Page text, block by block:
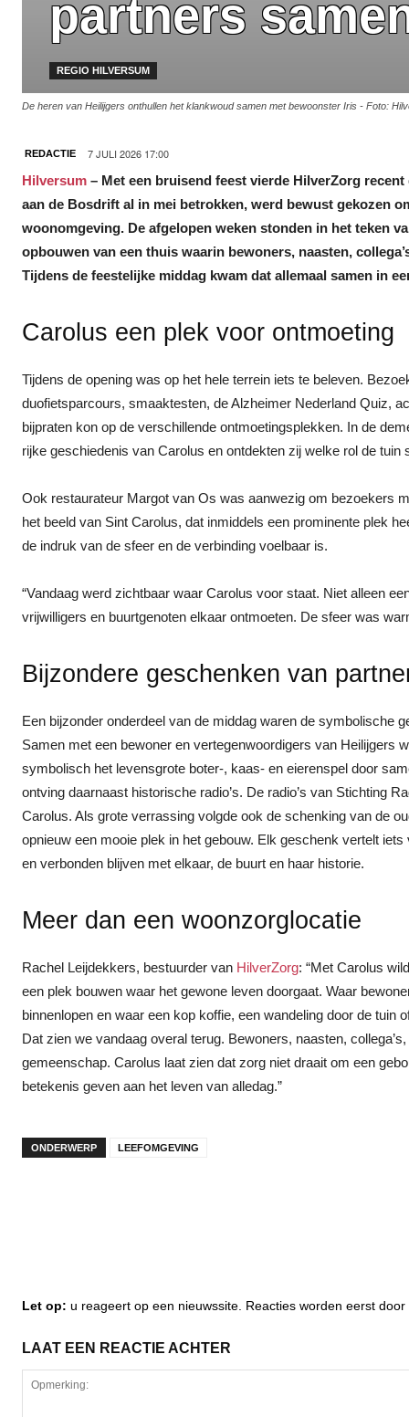
partners
REGIO HILVERSUM
De heren van Heilijgers onthullen het klankwoud samen met bewoonster Iris - Foto:
REDACTIE 7 JULI 2026 17:00
Hilversum – Met een bruisend feest vierde HilverZorg
aan de Bosdrift al in mei betrokken, werd bewust gekozen
woonomgeving. De afgelopen weken stonden in het teken
opbouwen van een thuis waarin bewoners, naasten,
Tijdens de feestelijke middag kwam dat allemaal samen in
Carolus een plek voor ontmoeting
Tijdens de opening was op het hele terrein iets te beleven.
duofietsparcours, smaaktesten, de Alzheimer Nederland Quiz,
bijpraten kon op de verschillende ontmoetingsplekken. In de
rijke geschiedenis van Carolus en ontdekten zij welke rol de
Ook restaurateur Margot van Os was aanwezig om bezoekers
het beeld van Sint Carolus, dat inmiddels een prominente plek
de indruk van de sfeer en de verbinding voelbaar is.
“Vandaag werd zichtbaar waar Carolus voor staat. Niet alleen
vrijwilligers en buurtgenoten elkaar ontmoeten. De sfeer was
Bijzondere geschenken van
Een bijzonder onderdeel van de middag waren de symbolische
Samen met een bewoner en vertegenwoordigers van Heilijgers
symbolisch het levensgrote boter-, kaas- en eierenspel door
ontving daarnaast historische radio’s. De radio’s van Stichting
Carolus. Als grote verrassing volgde ook de schenking van de
opnieuw een mooie plek in het gebouw. Elk geschenk vertelt
en verbonden blijven met elkaar, de buurt en haar historie.
Meer dan een woonzorglocatie
Rachel Leijdekkers, bestuurder van HilverZorg: “Met Carolus
een plek bouwen waar het gewone leven doorgaat. Waar
binnenlopen en waar een kop koffie, een wandeling door de tuin
Dat zien we vandaag overal terug. Bewoners, naasten,
gemeenschap. Carolus laat zien dat zorg niet draait om een
betekenis geven aan het leven van alledag.”
ONDERWERP LEEFOMGEVING
Let op: u reageert op een nieuwssite. Reacties worden eerst
LAAT EEN REACTIE ACHTER